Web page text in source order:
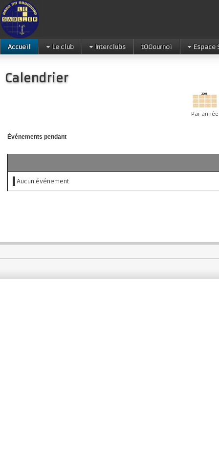
Accueil Le club Interclubs tOOournoi Espace
Calendrier
Par année
Événements pendant
Aucun événement